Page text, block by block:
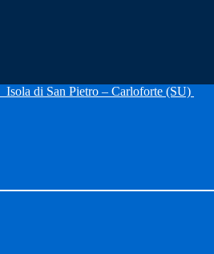
Isola di San Pietro – Carloforte (SU)